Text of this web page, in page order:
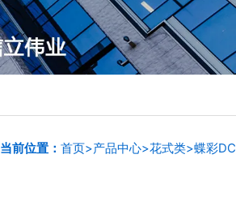
当前位置： 首页>产品中心>花式类>蝶彩DC